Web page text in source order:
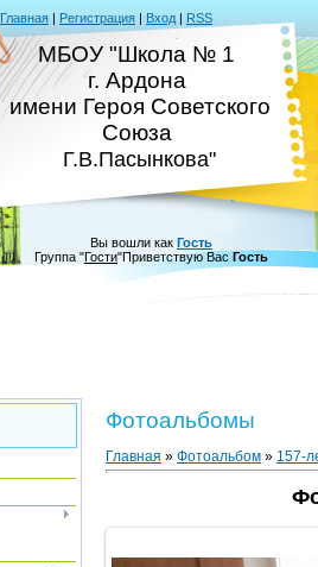
Главная | Регистрация | Вход | RSS
МБОУ "Школа № 1
г. Ардона
имени Героя Советского
Союза
Г.В.Пасынкова"
Вы вошли как Гость
Группа "Гости"Приветствую Вас Гость
Фотоальбомы
Главная » Фотоальбом » 157-